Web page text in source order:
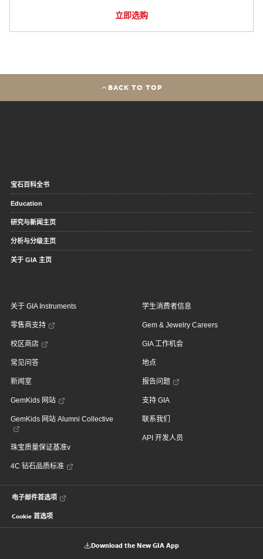
立即选购
BACK TO TOP
宝石百科全书
Education
研究与新闻主页
分析与分级主页
关于 GIA 主页
关于 GIA Instruments
零售商支持
校区商店
常见问答
新闻室
GemKids 网站
GemKids 网站 Alumni Collective
珠宝质量保证基准v
4C 钻石品质标准
学生消费者信息
Gem & Jewelry Careers
GIA 工作机会
地点
报告问题
支持 GIA
联系我们
API 开发人员
电子邮件首选项
Cookie 首选项
Download the New GIA App